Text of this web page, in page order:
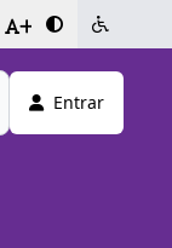
+
Entrar